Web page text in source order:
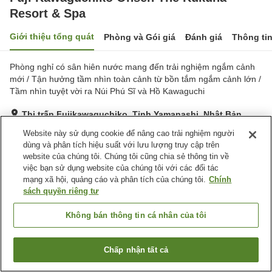
Resort & Spa
Giới thiệu tổng quát Phòng và Gói giá Đánh giá Thông
Phòng nghỉ có sân hiên nước mang đến trải nghiệm ngắm cảnh
mới / Tận hưởng tầm nhìn toàn cảnh từ bồn tắm ngắm cảnh lớn /
Tầm nhìn tuyệt vời ra Núi Phú Sĩ và Hồ Kawaguchi
Thị trấn Fujikawaguchiko, Tỉnh Yamanashi, Nhật Bản
Tuyệt vời Đánh giá:282 lượt
Tiện nghi chỗ nghỉ
Nhà hàng
Fuji Kawaguchiko Onsen The Kukuna Resort & Spa
Tìm phòng trống
Website này sử dụng cookie để nâng cao trải nghiệm người
dùng và phân tích hiệu suất với lưu lượng truy cập trên
website của chúng tôi. Chúng tôi cũng chia sẻ thông tin về
việc bạn sử dụng website của chúng tôi với các đối tác
mạng xã hội, quảng cáo và phân tích của chúng tôi. Chính
sách quyền riêng tư
Không bán thông tin cá nhân của tôi
Chấp nhận tất cả